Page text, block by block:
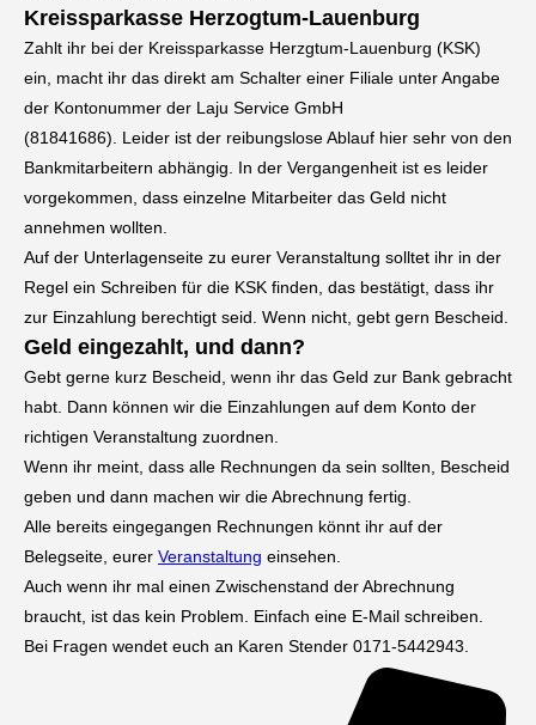
Kreissparkasse Herzogtum-Lauenburg
Zahlt ihr bei der Kreissparkasse Herzgtum-Lauenburg (KSK)
ein, macht ihr das direkt am Schalter einer Filiale unter Angabe
der Kontonummer der Laju Service GmbH
(81841686). Leider ist der reibungslose Ablauf hier sehr von den
Bankmitarbeitern abhängig. In der Vergangenheit ist es leider
vorgekommen, dass einzelne Mitarbeiter das Geld nicht
annehmen wollten.
Auf der Unterlagenseite zu eurer Veranstaltung solltet ihr in der
Regel ein Schreiben für die KSK finden, das bestätigt, dass ihr
zur Einzahlung berechtigt seid. Wenn nicht, gebt gern Bescheid.
Geld eingezahlt, und dann?
Gebt gerne kurz Bescheid, wenn ihr das Geld zur Bank gebracht
habt. Dann können wir die Einzahlungen auf dem Konto der
richtigen Veranstaltung zuordnen.
Wenn ihr meint, dass alle Rechnungen da sein sollten, Bescheid
geben und dann machen wir die Abrechnung fertig.
Alle bereits eingegangen Rechnungen könnt ihr auf der
Belegseite, eurer Veranstaltung einsehen.
Auch wenn ihr mal einen Zwischenstand der Abrechnung
braucht, ist das kein Problem. Einfach eine E-Mail schreiben.
Bei Fragen wendet euch an Karen Stender 0171-5442943.